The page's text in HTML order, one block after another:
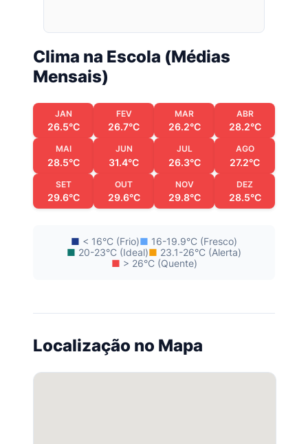
Clima na Escola (Médias
Mensais)
JAN
26.5°C
FEV
26.7°C
MAR
26.2°C
ABR
28.2°C
MAI
28.5°C
JUN
31.4°C
JUL
26.3°C
AGO
27.2°C
SET
29.6°C
OUT
29.6°C
NOV
29.8°C
DEZ
28.5°C
■ < 16°C (Frio)■ 16-19.9°C (Fresco)
■ 20-23°C (Ideal)■ 23.1-26°C (Alerta)
■ > 26°C (Quente)
Localização no Mapa